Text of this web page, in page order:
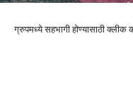
ग्रुपमध्ये सहभागी होण्यासाठी क्लीक